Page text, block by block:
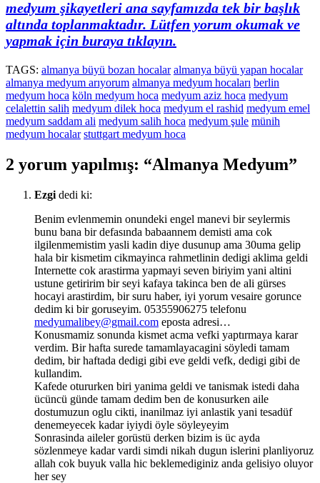
medyum şikayetleri ana sayfamızda tek bir başlık
altında toplanmaktadır. Lütfen yorum okumak ve
yapmak için buraya tıklayın.
TAGS: almanya büyü bozan hocalar almanya büyü yapan hocalar
almanya medyum arıyorum almanya medyum hocaları berlin
medyum hoca köln medyum hoca medyum aziz hoca medyum
celalettin salih medyum dilek hoca medyum el rashid medyum emel
medyum saddam ali medyum salih hoca medyum şule münih
medyum hocalar stuttgart medyum hoca
2 yorum yapılmış: “Almanya Medyum”
Ezgi dedi ki:
Benim evlenmemin onundeki engel manevi bir seylermis
bunu bana bir defasında babaannem demisti ama cok
ilgilenmemistim yasli kadin diye dusunup ama 30uma gelip
hala bir kismetim cikmayinca rahmetlinin dedigi aklima geldi
Internette cok arastirma yapmayi seven biriyim yani altini
ustune getiririm bir seyi kafaya takinca ben de ali gürses
hocayi arastirdim, bir suru haber, iyi yorum vesaire gorunce
dedim ki bir goruseyim. 05355906275 telefonu
medyumalibey@gmail.com eposta adresi…
Konusmamiz sonunda kismet acma vefki yaptırmaya karar
verdim. Bir hafta surede tamamlayacagini söyledi tamam
dedim, bir haftada dedigi gibi eve geldi vefk, dedigi gibi de
kullandim.
Kafede otururken biri yanima geldi ve tanismak istedi daha
ücüncü günde tamam dedim ben de konusurken aile
dostumuzun oglu cikti, inanilmaz iyi anlastik yani tesadüf
denemeyecek kadar iyiydi öyle söyleyeyim
Sonrasinda aileler gorüstü derken bizim is üc ayda
sözlenmeye kadar vardi simdi nikah dugun islerini planliyoruz
allah cok buyuk valla hic beklemediginiz anda gelisiyo oluyor
her sey